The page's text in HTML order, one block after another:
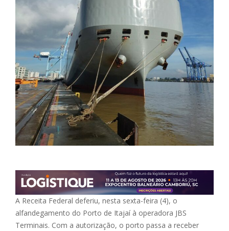
A Receita Federal deferiu, nesta sexta-feira (4), o
alfandegamento do Porto de Itajaí à operadora JBS
Terminais. Com a autorização, o porto passa a receber